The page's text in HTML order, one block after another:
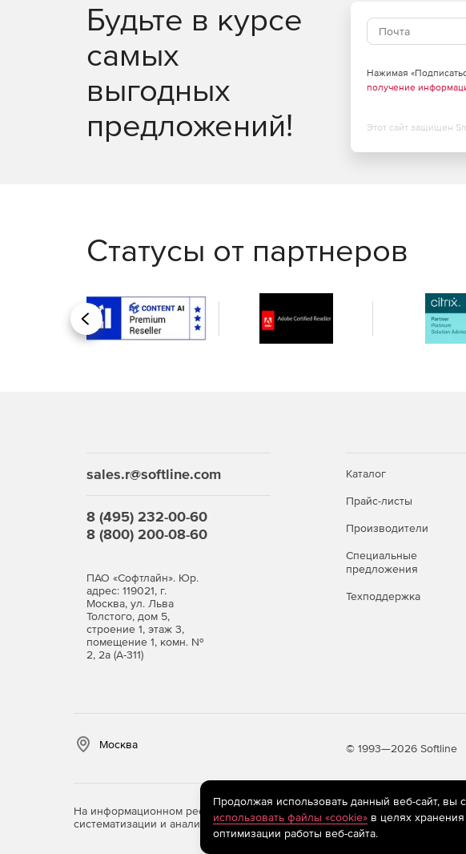
Генерация предупреждений об угрозе серверного отключения.
Поддержка платформ Windows, Linux, MAC, Solaris, CE, Pocket PC
полную совместимость.
Будьте в курсе
самых
выгодных
предложений!
Нажимая
получение
Этот сайт защищен
Статусы от партнеров
Назад
sales.r@softline.com
8 (495) 232-00-60
8 (800) 200-08-60
ПАО «Софтлайн». Юр.
адрес: 119021, г.
Москва, ул. Льва
Толстого, дом 5,
строение 1, этаж 3,
помещение 1, комн. №
2, 2а (А-311)
Каталог
Прайс-листы
Производители
Специальные
предложения
Техподдержка
Москва © 1993—2026 Softline
На информационном ресурсе store.softline.ru применяются
систематизации и анализа сведений, относящихся к предпочтениям
Продолжая использовать данный веб-сайт, вы
использовать файлы «cookie»в целях хранения
оптимизации работы веб-сайта.